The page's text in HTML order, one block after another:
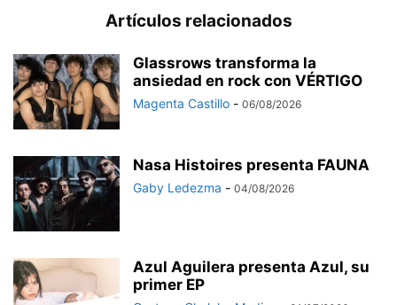
Artículos relacionados
Glassrows transforma la
ansiedad en rock con VÉRTIGO
Magenta Castillo - 06/08/2026
Nasa Histoires presenta FAUNA
Gaby Ledezma - 04/08/2026
Azul Aguilera presenta Azul, su
primer EP